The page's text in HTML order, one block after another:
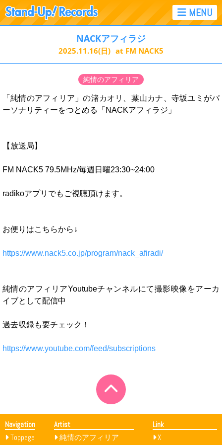
NACKアフィラジ
2025.11.16(日) at FM NACK5
純情のアフィリア
「純情のアフィリア」の渚カオリ、葉山カナ、寺坂ユミがパ
ーソナリティーをつとめる「NACKアフィラジ」
【放送局】
FM NACK5 79.5MHz/毎週日曜23:30~24:00
radikoアプリでもご視聴頂けます。
お便りはこちらから↓
https://www.nack5.co.jp/program/nack_afiradi/
純情のアフィリアYoutubeチャンネルにて撮影映像をアーカ
イブとして配信中
過去収録も要チェック！
https://www.youtube.com/feed/subscriptions
Navigation
Toppage
Artist
純情のアフィリア
Link
X